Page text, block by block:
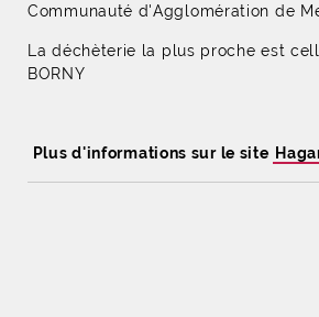
Communauté d'Agglomération de
La déchèterie la plus proche est
BORNY
Plus d'informations sur le site